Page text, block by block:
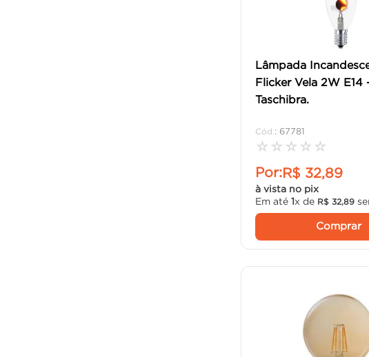
Lâmpada
Flicker Vela 2W E14
Taschibra.
: 67781
☆ ☆ ☆ ☆ ☆
Por:R$ 32,89
à vista no pix
Em até 1x de R$ 32, 89
Comprar